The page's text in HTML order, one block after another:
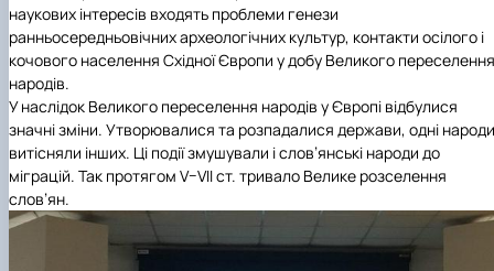
наукових інтересів входять проблеми генези
ранньосередньовічних археологічних культур, контакти осілого і
кочового населення Східної Європи у добу Великого переселення
народів.
У наслідок Великого переселення народів у Європі відбулися
значні зміни. Утворювалися та розпадалися держави, одні народи
витісняли інших. Ці події змушували і слов’янські народи до
міграцій. Так протягом V–VІІ ст. тривало Велике розселення
слов’ян.